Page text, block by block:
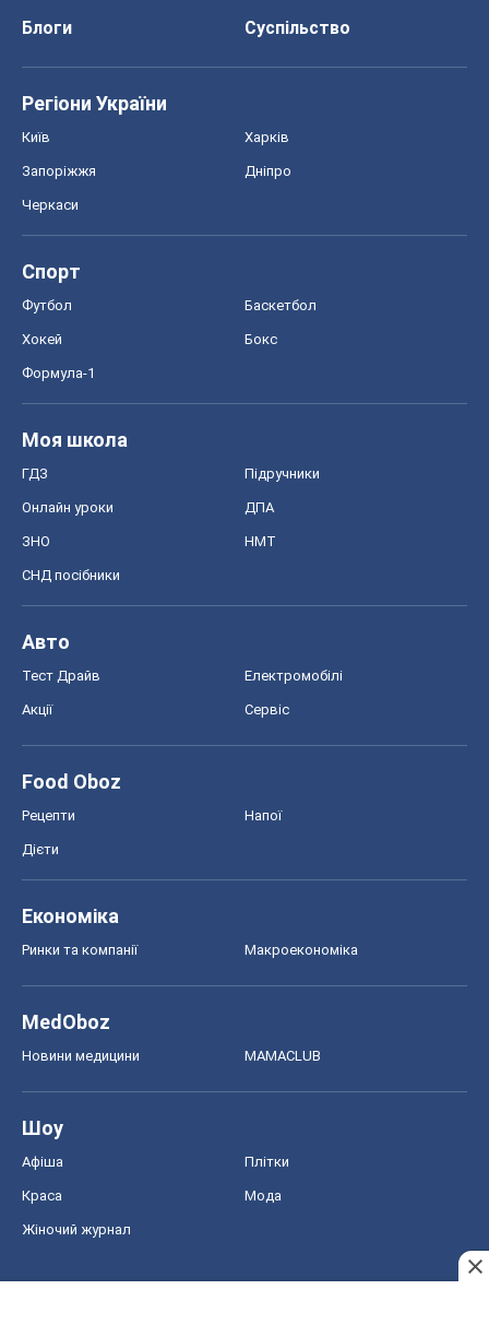
Блоги
Суспільство
Регіони України
Київ Харків
Запоріжжя Дніпро
Черкаси
Спорт
Футбол Баскетбол
Хокей Бокс
Формула-1
Моя школа
ГДЗ Підручники
Онлайн уроки ДПА
ЗНО НМТ
СНД посібники
Авто
Тест Драйв Електромобілі
Акції Сервіс
Food Oboz
Рецепти Напої
Дієти
Економіка
Ринки та компанії Макроекономіка
MedOboz
Новини медицини MAMACLUB
Шоу
Афіша Плітки
Краса Мода
Жіночий журнал